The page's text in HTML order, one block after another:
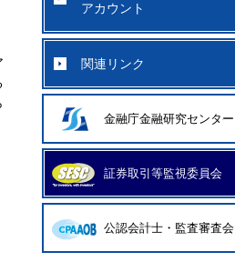
アカウント
関連リンク
金融庁金融研究センター
証券取引等監視委員会
公認会計士・監査審査会